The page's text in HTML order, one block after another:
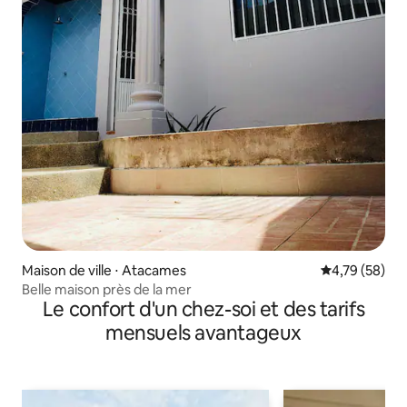
Maison de ville ⋅ Atacames Évaluation
4,79 (58)
Belle maison près de la mer
Le confort d'un chez-soi et des tarifs
mensuels avantageux